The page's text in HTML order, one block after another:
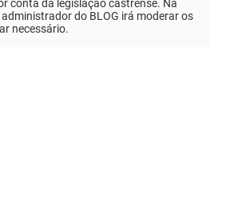
conta da legislação castrense. Na
do BLOG irá moderar os
necessário.